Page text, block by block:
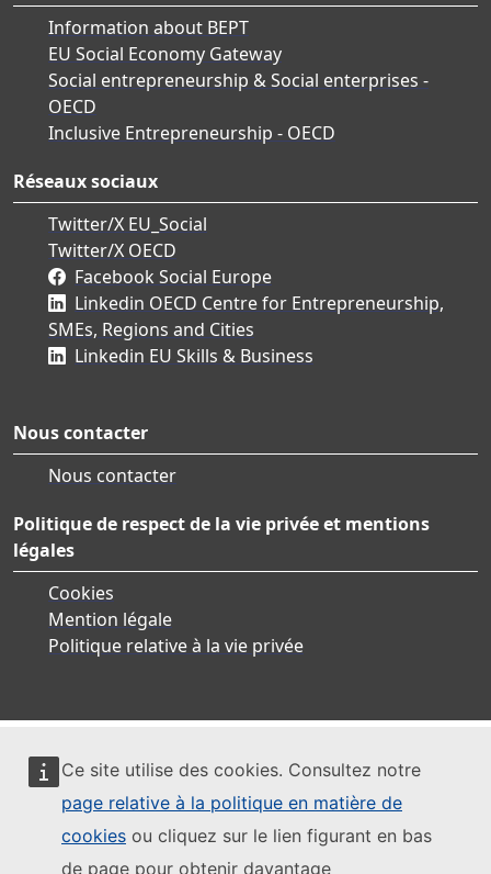
Ce site utilise des cookies. Consultez notre
page relative à la politique en matière de
cookies ou cliquez sur le lien figurant en bas
de page pour obtenir davantage
Information about BEPT
EU Social Economy Gateway
Social entrepreneurship & Social enterprises -
OECD
Inclusive Entrepreneurship - OECD
Réseaux sociaux
Twitter/X EU_Social
Twitter/X OECD
Facebook Social Europe
Linkedin OECD Centre for Entrepreneurship,
SMEs, Regions and Cities
Linkedin EU Skills & Business
Nous contacter
Nous contacter
Politique de respect de la vie privée et mentions
légales
Cookies
Mention légale
Politique relative à la vie privée